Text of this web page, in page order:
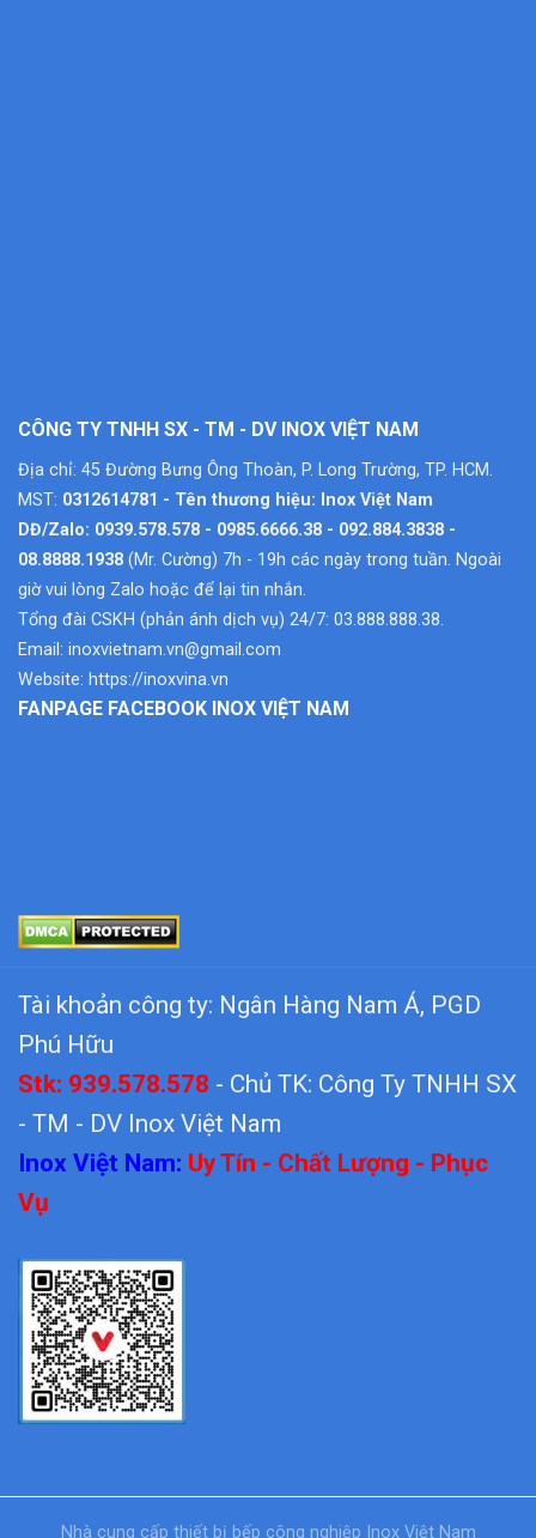
CÔNG TY TNHH SX - TM - DV INOX VIỆT NAM
Địa chỉ: 45 Đường Bưng Ông Thoàn, P. Long Trường, TP. HCM.
MST: 0312614781 - Tên thương hiệu: Inox Việt Nam
DĐ/Zalo: 0939.578.578 - 0985.6666.38 - 092.884.3838 -
08.8888.1938 (Mr. Cường) 7h - 19h các ngày trong tuần. Ngoài
giờ vui lòng Zalo hoặc để lại tin nhắn.
Tổng đài CSKH (phản ánh dịch vụ) 24/7: 03.888.888.38.
Email: inoxvietnam.vn@gmail.com
Website: https://inoxvina.vn
FANPAGE FACEBOOK INOX VIỆT NAM
Tài khoản công ty: Ngân Hàng Nam Á, PGD
Phú Hữu
Stk: 939.578.578 - Chủ TK: Công Ty TNHH SX
- TM - DV Inox Việt Nam
Inox Việt Nam: Uy Tín - Chất Lượng - Phục
Vụ
Nhà cung cấp thiết bị bếp công nghiệp Inox Việt Nam